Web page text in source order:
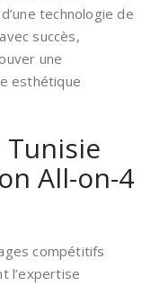
technologie de
succès,
une
esthétique
All-on-4
compétitifs
l’expertise